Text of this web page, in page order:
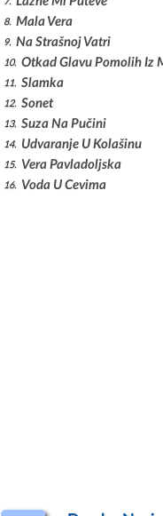
8 Mala Vera
9 Na Strašnoj Vatri
10 Otkad Glavu Pomolih Iz
11 Slamka
12 Sonet
13 Suza Na Pučini
14 Udvaranje U Kolašinu
15 Vera Pavladoljska
16 Voda U Cevima